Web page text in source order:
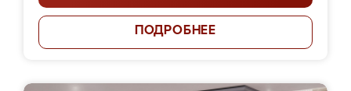
ПОДРОБНЕЕ